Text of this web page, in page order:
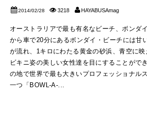
2014/02/28 3218 HAYABUSAmag
オーストラリアで最も有名なビーチ、ボンダ
から車で20分にあるボンダイ・ビーチには甘
が流れ、1キロにわたる黄金の砂浜、青空に
ビキニ姿の美しい女性達を目にすることがで
の地で世界で最も大きいプロフェッショナル
一つ「BOWL-A-...